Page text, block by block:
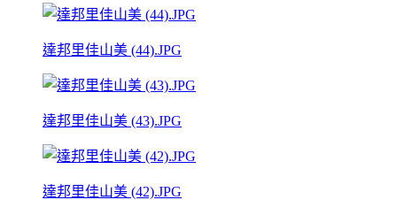
達邦里佳山美 (44).JPG
達邦里佳山美 (43).JPG
達邦里佳山美 (42).JPG